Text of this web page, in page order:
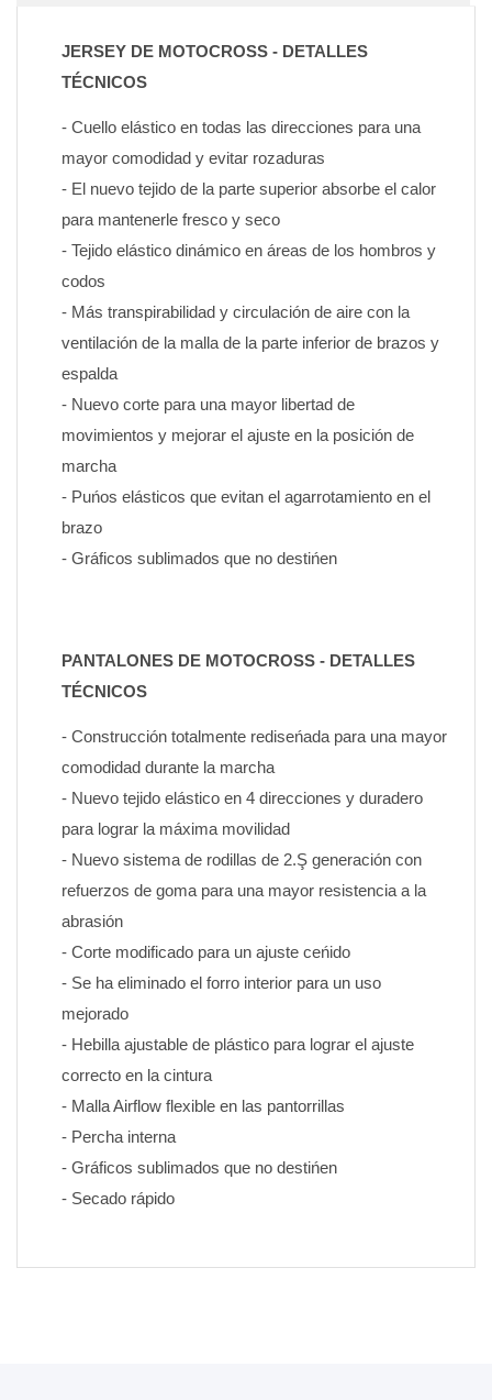
JERSEY DE MOTOCROSS - DETALLES
TÉCNICOS
- Cuello elástico en todas las direcciones para una
mayor comodidad y evitar rozaduras
- El nuevo tejido de la parte superior absorbe el calor
para mantenerle fresco y seco
- Tejido elástico dinámico en áreas de los hombros y
codos
- Más transpirabilidad y circulación de aire con la
ventilación de la malla de la parte inferior de brazos y
espalda
- Nuevo corte para una mayor libertad de
movimientos y mejorar el ajuste en la posición de
marcha
- Puńos elásticos que evitan el agarrotamiento en el
brazo
- Gráficos sublimados que no destińen
PANTALONES DE MOTOCROSS - DETALLES
TÉCNICOS
- Construcción totalmente rediseńada para una mayor
comodidad durante la marcha
- Nuevo tejido elástico en 4 direcciones y duradero
para lograr la máxima movilidad
- Nuevo sistema de rodillas de 2.Ş generación con
refuerzos de goma para una mayor resistencia a la
abrasión
- Corte modificado para un ajuste ceńido
- Se ha eliminado el forro interior para un uso
mejorado
- Hebilla ajustable de plástico para lograr el ajuste
correcto en la cintura
- Malla Airflow flexible en las pantorrillas
- Percha interna
- Gráficos sublimados que no destińen
- Secado rápido